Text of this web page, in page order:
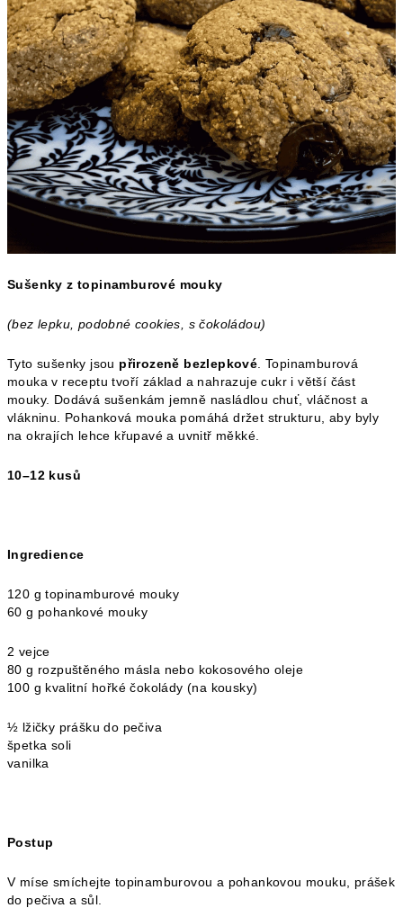
Sušenky z topinamburové mouky
(bez lepku, podobné cookies, s čokoládou)
Tyto sušenky jsou přirozeně bezlepkové . Topinamburová
mouka v receptu tvoří základ a nahrazuje cukr i větší část
mouky. Dodává sušenkám jemně nasládlou chuť, vláčnost a
vlákninu. Pohanková mouka pomáhá držet strukturu, aby byly
na okrajích lehce křupavé a uvnitř měkké.
10–12 kusů
Ingredience
120 g topinamburové mouky
60 g pohankové mouky
2 vejce
80 g rozpuštěného másla nebo kokosového oleje
100 g kvalitní hořké čokolády (na kousky)
½ lžičky prášku do pečiva
špetka soli
vanilka
Postup
V míse smíchejte topinamburovou a pohankovou mouku, prášek
do pečiva a sůl.